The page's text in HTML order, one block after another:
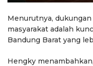
Menurutnya,
masyarakat adalah
Bandung Barat yang
Hengky